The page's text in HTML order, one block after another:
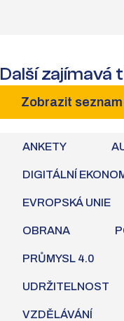
Další zajímavá
Zobrazit
ANKETY
DIGITÁLNÍ
EVROPSKÁ UNIE
OBRANA
PRŮMYSL 4.0
UDRŽITELNOST
VZDĚLÁVÁNÍ